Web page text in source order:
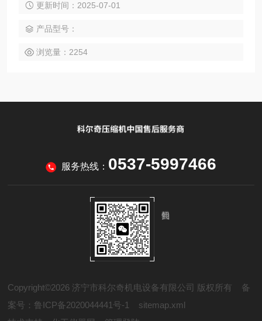
MX43中央控制器用于测量并持续监控存在于环境中的气体。
MX43中央控制器； 多种模块（数字或模拟输出检测器、逻辑
输入接口、模拟输入接口、继.器输出接口、
更新时间：2025-07-01
产品型号：
浏览量：2254
服务热线： 0537-5997466
Copyright©2026 济宁市科尔奇机电设备有限公司 版权所有 备
案号：鲁ICP备2020044441号-1
sitemap.xml